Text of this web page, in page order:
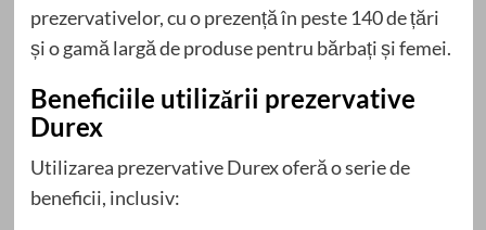
prezervativelor, cu o prezență în peste 140 de țări
și o gamă largă de produse pentru bărbați și femei.
Beneficiile utilizării prezervative
Durex
Utilizarea prezervative Durex oferă o serie de
beneficii, inclusiv: